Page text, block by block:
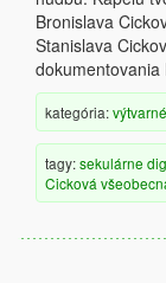
Bronislava
Stanislava
dokumentovania
kategória:
tagy:sekulárne
Cicková